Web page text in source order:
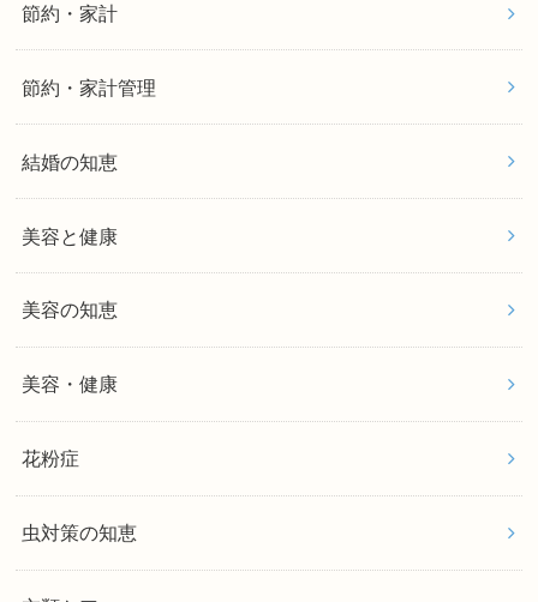
節約・家計
節約・家計管理
結婚の知恵
美容と健康
美容の知恵
美容・健康
花粉症
虫対策の知恵